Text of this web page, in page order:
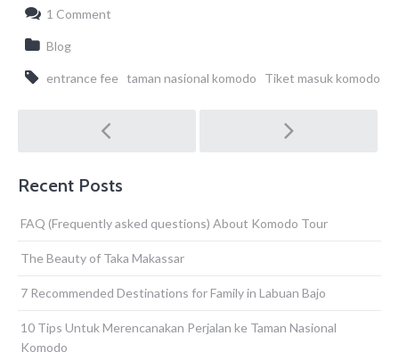
1 Comment
Blog
entrance fee taman nasional komodo Tiket masuk komodo
Post
navigation
Recent Posts
FAQ (Frequently asked questions) About Komodo Tour
The Beauty of Taka Makassar
7 Recommended Destinations for Family in Labuan Bajo
10 Tips Untuk Merencanakan Perjalan ke Taman Nasional
Komodo